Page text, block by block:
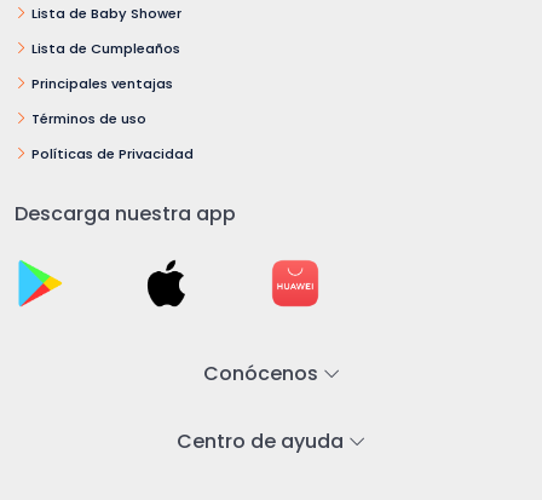
Lista de Baby Shower
Lista de Cumpleaños
Principales ventajas
Términos de uso
Políticas de Privacidad
Descarga nuestra app
Conócenos
Centro de ayuda